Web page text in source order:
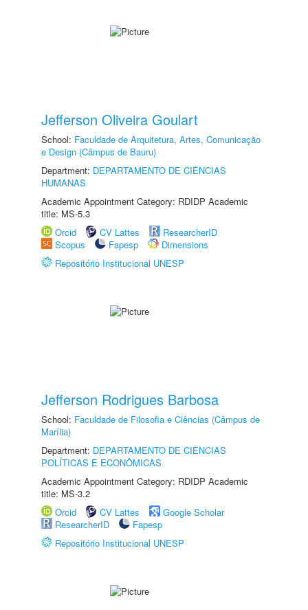
Jefferson Oliveira Goulart
School: Faculdade de Arquitetura, Artes, Comunicação
e Design (Câmpus de Bauru)
Department: DEPARTAMENTO DE CIÊNCIAS
HUMANAS
Academic Appointment Category: RDIDP Academic
title: MS-5.3
Orcid
CV Lattes
ResearcherID
Scopus
Fapesp
Dimensions
Repositório Institucional UNESP
Jefferson Rodrigues Barbosa
School: Faculdade de Filosofia e Ciências (Câmpus de
Marília)
Department: DEPARTAMENTO DE CIÊNCIAS
POLÍTICAS E ECONÔMICAS
Academic Appointment Category: RDIDP Academic
title: MS-3.2
Orcid
CV Lattes
Google Scholar
ResearcherID
Fapesp
Repositório Institucional UNESP